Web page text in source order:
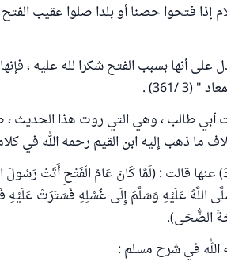
إذا فتحوا حصنا أو بلدا صلوا عقيب
أنها بسبب الفتح شكرا لله عليه ،
(3 /361) .
أبي طالب ، وهي التي روت هذا الحديث
ما ذهب إليه ابن القيم رحمه الله في
فروى مسلم (336) عنها قالت : (لَمَّا كَانَ عَامُ الْفَتْحِ
اللَّهُ عَلَيْهِ وَسَلَّمَ إِلَى غُسْلِهِ فَسَتَرَتْ
الضُّحَى).
الله في شرح مسلم :